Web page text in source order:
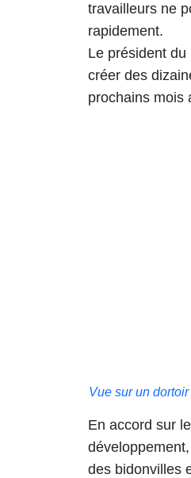
travailleurs ne
rapidement.
Le président
créer des
prochains mois
Vue sur un
En accord sur
des bidonvilles